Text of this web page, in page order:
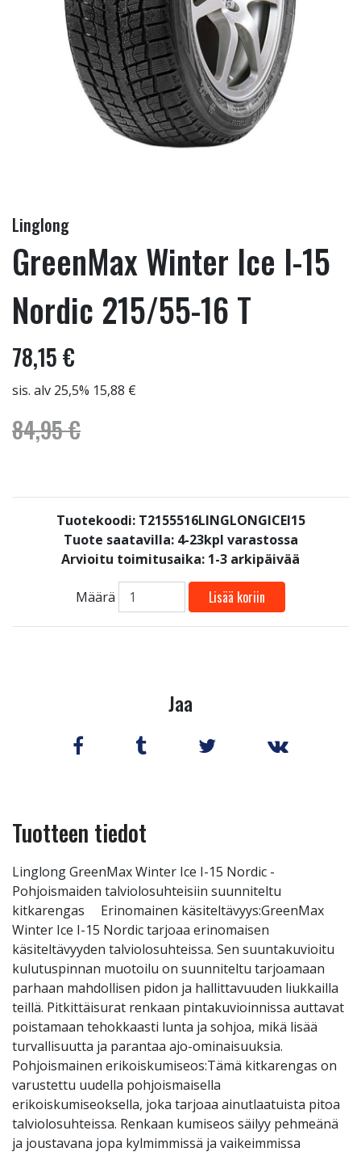
Linglong
GreenMax Winter Ice I-15
Nordic 215/55-16 T
78,15 €
sis. alv 25,5% 15,88 €
84,95 €
Tuotekoodi: T2155516LINGLONGICEI15
Tuote saatavilla: 4-23kpl varastossa
Arvioitu toimitusaika: 1-3 arkipäivää
Määrä Lisää koriin
Jaa
Tuotteen tiedot
Linglong GreenMax Winter Ice I-15 Nordic -
Pohjoismaiden talviolosuhteisiin suunniteltu
kitkarengas Erinomainen käsiteltävyys:GreenMax
Winter Ice I-15 Nordic tarjoaa erinomaisen
käsiteltävyyden talviolosuhteissa. Sen suuntakuvioitu
kulutuspinnan muotoilu on suunniteltu tarjoamaan
parhaan mahdollisen pidon ja hallittavuuden liukkailla
teillä. Pitkittäisurat renkaan pintakuvioinnissa auttavat
poistamaan tehokkaasti lunta ja sohjoa, mikä lisää
turvallisuutta ja parantaa ajo-ominaisuuksia.
Pohjoismainen erikoiskumiseos:Tämä kitkarengas on
varustettu uudella pohjoismaisella
erikoiskumiseoksella, joka tarjoaa ainutlaatuista pitoa
talviolosuhteissa. Renkaan kumiseos säilyy pehmeänä
ja joustavana jopa kylmimmissä ja vaikeimmissa